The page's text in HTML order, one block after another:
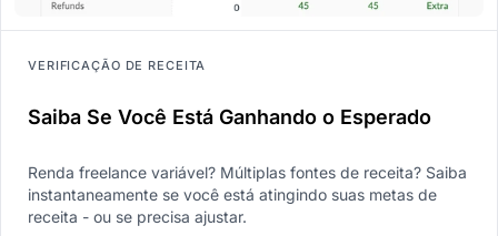
VERIFICAÇÃO DE RECEITA
Saiba Se Você Está Ganhando o Esperado
Renda freelance variável? Múltiplas fontes de receita? Saiba
instantaneamente se você está atingindo suas metas de
receita - ou se precisa ajustar.